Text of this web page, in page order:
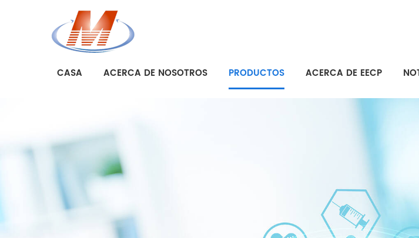
CASA ACERCA DE NOSOTROS PRODUCTOS ACERCA DE EECP